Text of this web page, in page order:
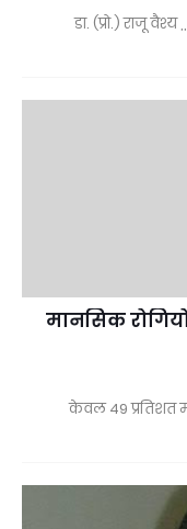
डा. (प्रो.) राजू
मानसिक
केवल 49 प्रतिशत